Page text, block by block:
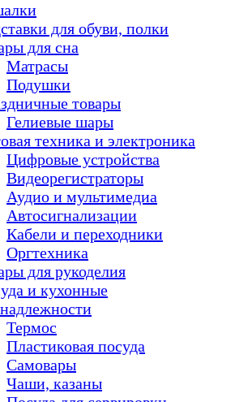
для обуви, полки
для сна
Матрасы
Подушки
товары
Гелиевые шары
техника и электроника
Цифровые устройства
Видеорегистраторы
Аудио и мультимедиа
Автосигнализации
Кабели и переходники
Оргтехника
для рукоделия
и кухонные
Термос
Пластиковая посуда
Самовары
Чаши, казаны